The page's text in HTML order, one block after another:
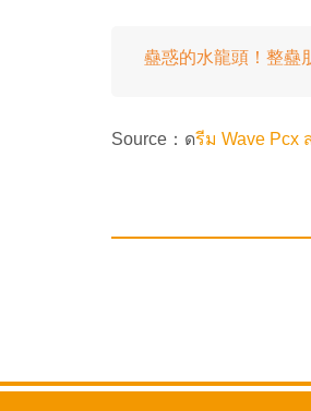
蠱惑的水龍頭！整蠱
Source：ดรีม Wave Pcx